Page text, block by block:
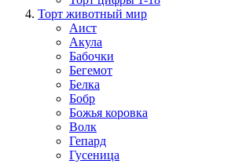
Торт животный мир
Аист
Акула
Бабочки
Бегемот
Белка
Бобр
Божья коровка
Волк
Гепард
Гусеница